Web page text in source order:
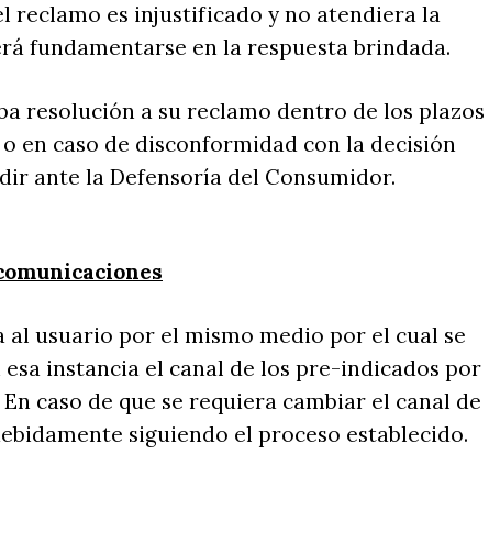
reclamo es injustificado y no atendiera la
fundamentarse en la respuesta brindada.
resolución a su reclamo dentro de los plazos
en caso de disconformidad con la decisión
ante la Defensoría del Consumidor.
usuario por el mismo medio por el cual se
instancia el canal de los pre-indicados por
caso de que se requiera cambiar el canal de
siguiendo el proceso establecido.